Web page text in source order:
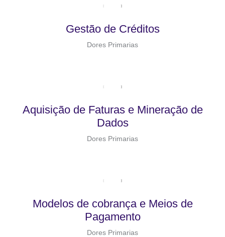
Gestão de Créditos
Dores Primarias
Aquisição de Faturas e Mineração de
Dados
Dores Primarias
Modelos de cobrança e Meios de
Pagamento
Dores Primarias